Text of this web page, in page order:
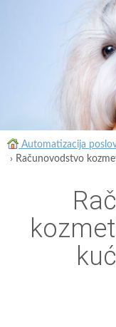
Automatizacija
› Računovodstvo